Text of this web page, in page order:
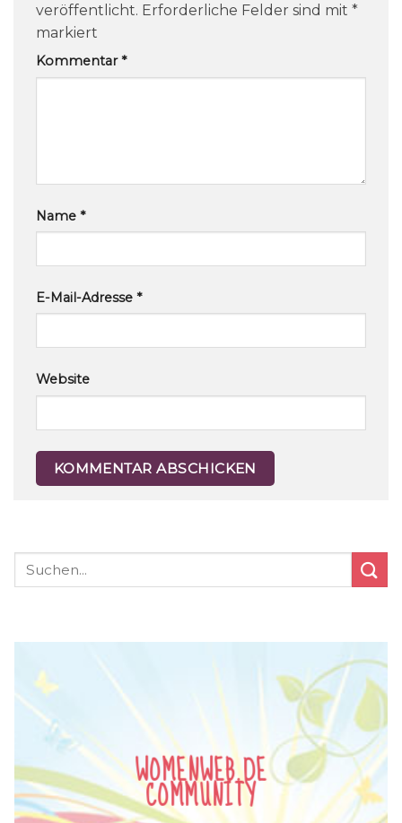
veröffentlicht. Erforderliche Felder sind mit *
markiert
Kommentar*
Name *
E-Mail-Adresse *
Website
WOMENWEB.DE
COMMUNITY